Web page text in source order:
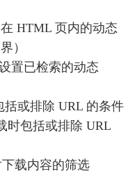
在 HTML 页内的动态
）
置已检索的动态
括或排除 URL 的条件
时包括或排除 URL
下载内容的筛选